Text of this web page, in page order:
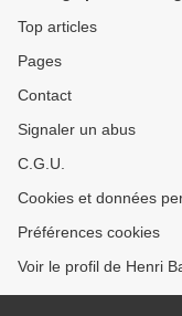
Top articles
Pages
Contact
Signaler un abus
C.G.U.
Cookies et données
Préférences cookies
Voir le profil de Henri